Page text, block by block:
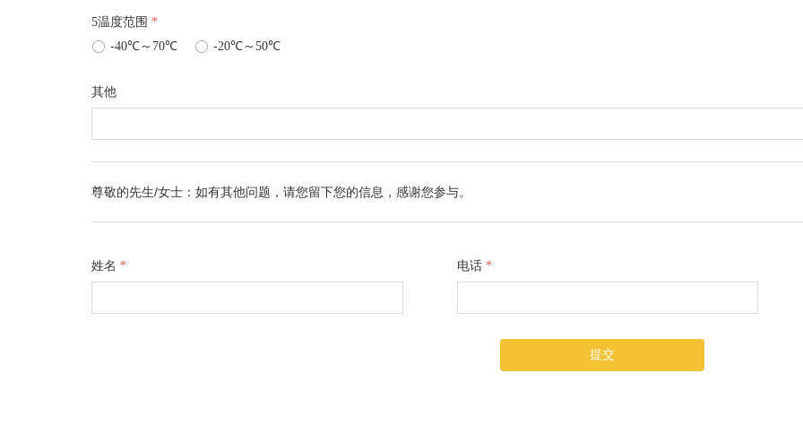
5温度范围 *
ꀐ -40℃～70℃ ꀐ -20℃～50℃
其他
尊敬的先生/女士：如有其他问题，请您留下您的信息，感谢您参与。
姓名 * 电话 *
提交